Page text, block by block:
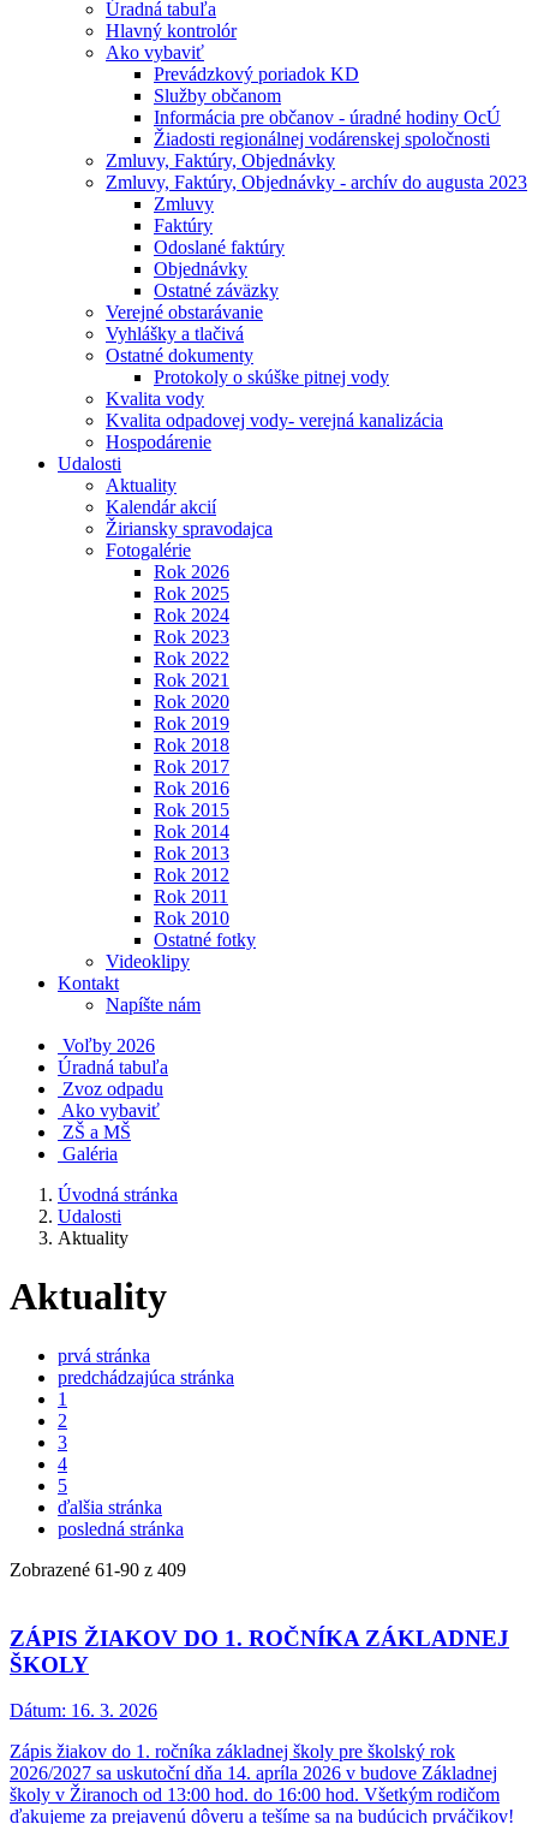
Úradná tabuľa
Hlavný kontrolór
Ako vybaviť
Prevádzkový poriadok KD
Služby občanom
Informácia pre občanov - úradné hodiny OcÚ
Žiadosti regionálnej vodárenskej spoločnosti
Zmluvy, Faktúry, Objednávky
Zmluvy, Faktúry, Objednávky - archív do augusta 2023
Zmluvy
Faktúry
Odoslané faktúry
Objednávky
Ostatné záväzky
Verejné obstarávanie
Vyhlášky a tlačivá
Ostatné dokumenty
Protokoly o skúške pitnej vody
Kvalita vody
Kvalita odpadovej vody- verejná kanalizácia
Hospodárenie
Udalosti
Aktuality
Kalendár akcií
Žiriansky spravodajca
Fotogalérie
Rok 2026
Rok 2025
Rok 2024
Rok 2023
Rok 2022
Rok 2021
Rok 2020
Rok 2019
Rok 2018
Rok 2017
Rok 2016
Rok 2015
Rok 2014
Rok 2013
Rok 2012
Rok 2011
Rok 2010
Ostatné fotky
Videoklipy
Kontakt
Napíšte nám
Voľby 2026
Úradná tabuľa
Zvoz odpadu
Ako vybaviť
ZŠ a MŠ
Galéria
Úvodná stránka
Udalosti
Aktuality
Aktuality
prvá stránka
predchádzajúca stránka
1
2
3
4
5
ďalšia stránka
posledná stránka
Zobrazené 61-90 z 409
ZÁPIS ŽIAKOV DO 1. ROČNÍKA ZÁKLADNEJ
ŠKOLY
Dátum: 16. 3. 2026
Zápis žiakov do 1. ročníka základnej školy pre školský rok
2026/2027 sa uskutoční dňa 14. apríla 2026 v budove Základnej
školy v Žiranoch od 13:00 hod. do 16:00 hod. Všetkým rodičom
ďakujeme za prejavenú dôveru a tešíme sa na budúcich prváčikov!